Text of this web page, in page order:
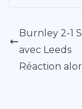
Burnley 2-1
avec Leeds
Réaction